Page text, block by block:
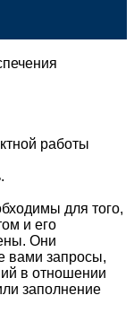
работы
для того,
и его
Они
вами запросы,
в отношении
заполнение